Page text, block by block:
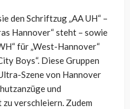
den Schriftzug „AA UH“ –
Hannover“ steht – sowie
für „West-Hannover“
Boys“. Diese Gruppen
Szene von Hannover
und
verschleiern. Zudem